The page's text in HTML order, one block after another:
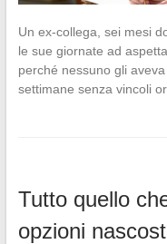
Un ex-collega, sei mesi
le sue giornate ad
perché nessuno gli
settimane senza vincoli
Tutto quello
opzioni